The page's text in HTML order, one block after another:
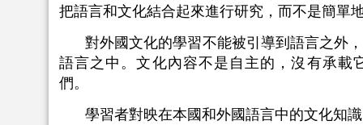
把語言和文化結合起來進行研究，而不是簡單
對外國文化的學習不能被引導到語言之外
語言之中。文化內容不是自主的，沒有承載
們。
學習者對映在本國和外國語言中的文化知